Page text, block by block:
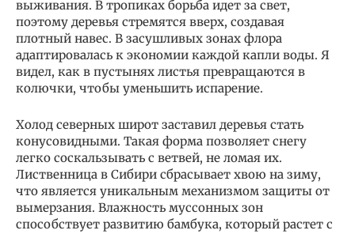
выживания. В тропиках борьба идет за свет,
поэтому деревья стремятся вверх, создавая
плотный навес. В засушливых зонах флора
адаптировалась к экономии каждой капли воды. Я
видел, как в пустынях листья превращаются в
колючки, чтобы уменьшить испарение.
Холод северных широт заставил деревья стать
конусовидными. Такая форма позволяет снегу
легко соскальзывать с ветвей, не ломая их.
Лиственница в Сибири сбрасывает хвою на зиму,
что является уникальным механизмом защиты от
вымерзания. Влажность муссонных зон
способствует развитию бамбука, который растет с